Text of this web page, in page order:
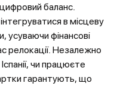
баланс.
в місцеву
усуваючи фінансові
релокації. Незалежно
чи працюєте
гарантують, що